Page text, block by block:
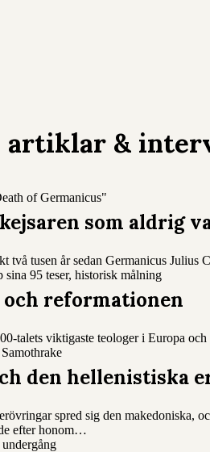
artiklar &
som aldrig
två tusen år sedan Germanicus
reformationen
talets viktigaste teologer i Europa
den hellenistiska
spred sig den makedoniska,
efter honom…